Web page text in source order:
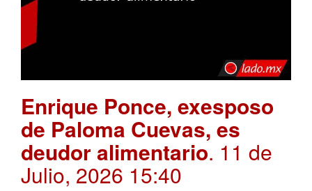
Enrique Ponce, exesposo
de Paloma Cuevas, es
deudor alimentario. 11 de
Julio, 2026 15:40